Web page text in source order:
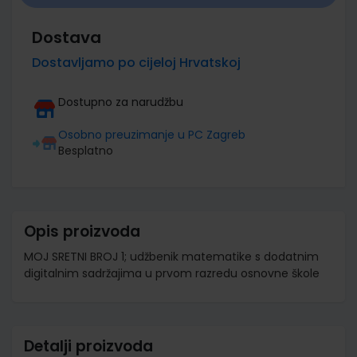
Dostava
Dostavljamo po cijeloj Hrvatskoj
Dostupno za narudžbu
Osobno preuzimanje u PC Zagreb
Besplatno
Opis proizvoda
MOJ SRETNI BROJ 1; udžbenik matematike s dodatnim
digitalnim sadržajima u prvom razredu osnovne škole
Detalji proizvoda